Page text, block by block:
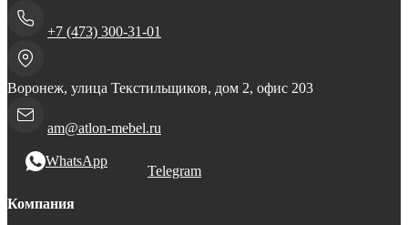
+7 (473) 300-31-01
Воронеж, улица Текстильщиков, дом 2, офис 203
am@atlon-mebel.ru
WhatsApp
Telegram
Компания